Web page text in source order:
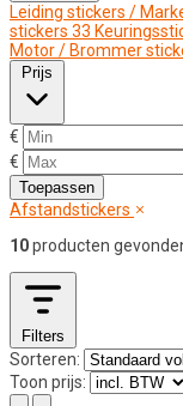
Leiding stickers /
stickers 33
Motor / Brommer
Prijs
€
€
Toepassen
Afstandstickers
10producten
Filters
Sorteren:
Toon prijs: